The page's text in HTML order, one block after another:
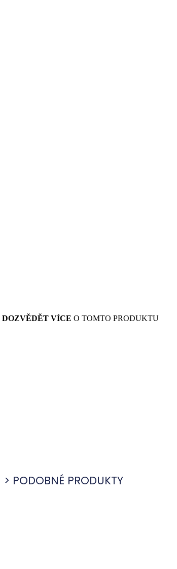
DOZVĚDĚT VÍCE O TOMTO PRODUKTU
PODOBNÉ PRODUKTY